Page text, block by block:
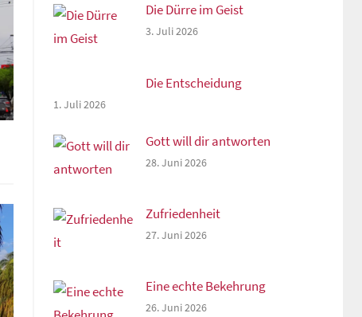
Die Dürre im Geist
3. Juli 2026
Die Entscheidung
1. Juli 2026
Gott will dir antworten
28. Juni 2026
Zufriedenheit
27. Juni 2026
Eine echte Bekehrung
26. Juni 2026